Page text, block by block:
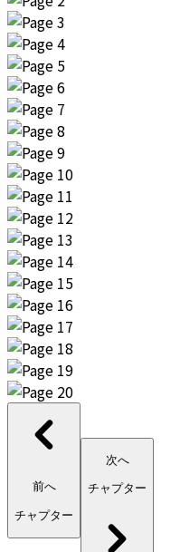
前へ
チャプター
次へ
チャプター